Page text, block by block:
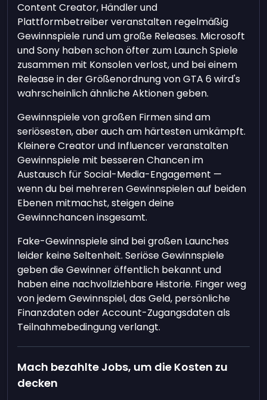
Content Creator, Händler und
Plattformbetreiber veranstalten regelmäßig
Gewinnspiele rund um große Releases. Microsoft
und Sony haben schon öfter zum Launch Spiele
zusammen mit Konsolen verlost, und bei einem
Release in der Größenordnung von GTA 6 wird's
wahrscheinlich ähnliche Aktionen geben.
Gewinnspiele von großen Firmen sind am
seriösesten, aber auch am härtesten umkämpft.
Kleinere Creator und Influencer veranstalten
Gewinnspiele mit besseren Chancen im
Austausch für Social-Media-Engagement —
wenn du bei mehreren Gewinnspielen auf beiden
Ebenen mitmachst, steigen deine
Gewinnchancen insgesamt.
Fake-Gewinnspiele sind bei großen Launches
leider keine Seltenheit. Seriöse Gewinnspiele
geben die Gewinner öffentlich bekannt und
haben eine nachvollziehbare Historie. Finger weg
von jedem Gewinnspiel, das Geld, persönliche
Finanzdaten oder Account-Zugangsdaten als
Teilnahmebedingung verlangt.
Mach bezahlte Jobs, um die Kosten zu
decken